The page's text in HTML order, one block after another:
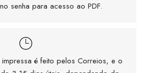
senha para acesso ao PDF.
é feito pelos Correios, e o